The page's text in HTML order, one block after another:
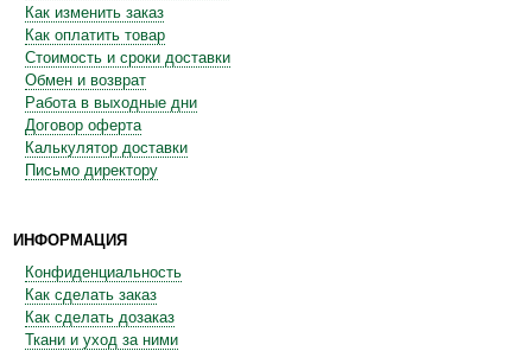
Как изменить заказ
Как оплатить товар
Стоимость и сроки доставки
Обмен и возврат
Работа в выходные дни
Договор оферта
Калькулятор доставки
Письмо директору
ИНФОРМАЦИЯ
Конфиденциальность
Как сделать заказ
Как сделать дозаказ
Ткани и уход за ними